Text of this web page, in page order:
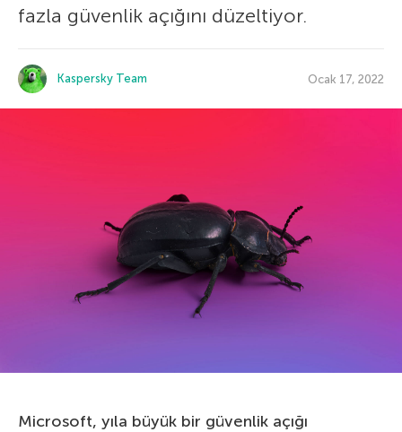
fazla güvenlik açığını düzeltiyor.
Kaspersky Team Ocak 17, 2022
Microsoft, yıla büyük bir güvenlik açığı